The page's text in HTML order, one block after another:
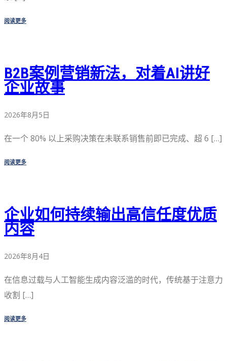
阅读更多
B2B案例营销新法，对着AI讲好
企业故事
2026年8月5日
在一个 80% 以上采购决策在未联系销售前即已完成、超 6 […]
阅读更多
企业如何持续输出高信任度优质
内容
2026年8月4日
在信息过载与人工智能生成内容泛滥的时代，传统基于注意力
收割 […]
阅读更多